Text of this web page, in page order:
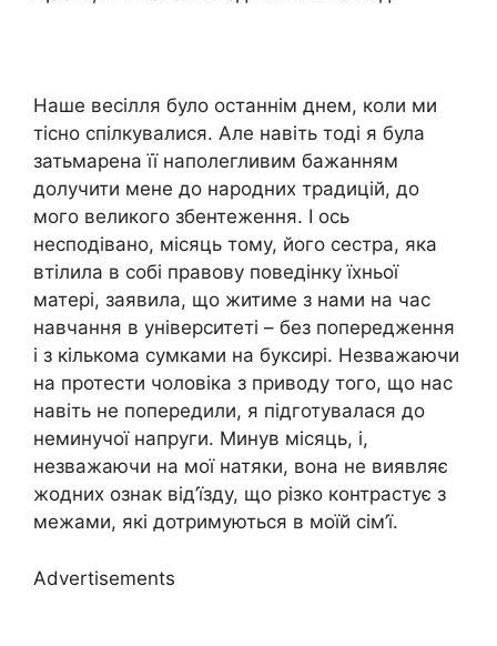
Наше весілля було останнім днем, коли ми
тісно спілкувалися. Але навіть тоді я була
затьмарена її наполегливим бажанням
долучити мене до народних традицій, до
мого великого збентеження. І ось
несподівано, місяць тому, його сестра, яка
втілила в собі правову поведінку їхньої
матері, заявила, що житиме з нами на час
навчання в університеті – без попередження
і з кількома сумками на буксирі. Незважаючи
на протести чоловіка з приводу того, що нас
навіть не попередили, я підготувалася до
неминучої напруги. Минув місяць, і,
незважаючи на мої натяки, вона не виявляє
жодних ознак від’їзду, що різко контрастує з
межами, які дотримуються в моїй сім’ї.
Advertisements